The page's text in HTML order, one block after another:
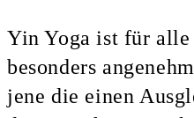
Yin Yoga ist für alle
besonders
jene die einen